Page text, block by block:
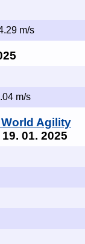
m/s
m/s
Agility
01. 2025